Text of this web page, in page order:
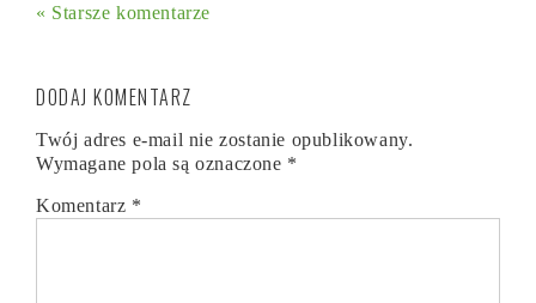
« Starsze komentarze
DODAJ KOMENTARZ
Twój adres e-mail nie zostanie opublikowany.
Wymagane pola są oznaczone *
Komentarz *